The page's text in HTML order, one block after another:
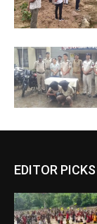
EDITOR PICKS